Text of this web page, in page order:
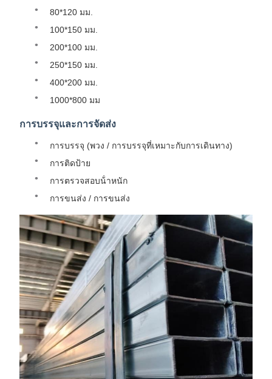
80*120 มม.
100*150 มม.
200*100 มม.
250*150 มม.
400*200 มม.
1000*800 มม
การบรรจุและการจัดส่ง
การบรรจุ (พวง / การบรรจุที่เหมาะกับการเดินทาง)
การติดป้าย
การตรวจสอบน้ําหนัก
การขนส่ง / การขนส่ง